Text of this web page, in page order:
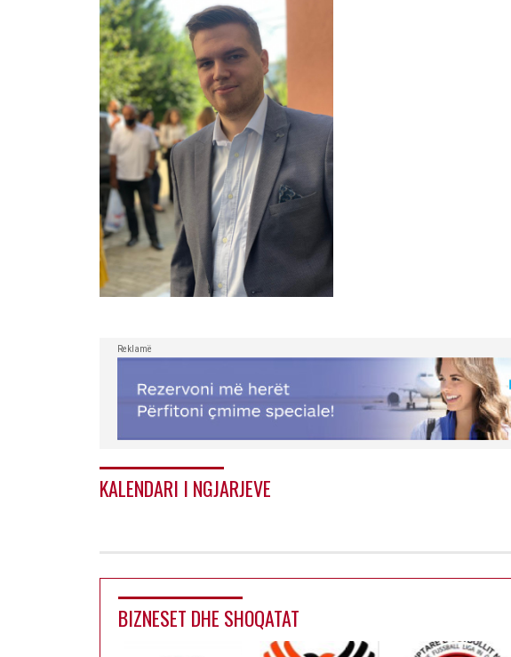
Reklamë
KALENDARI I NGJARJEVE
BIZNESET DHE SHOQATAT